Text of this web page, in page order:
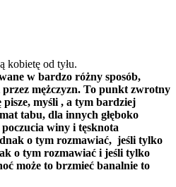
w bardzo różny sposób,
mężczyzn. To punkt zwrotny
myśli , a tym bardziej
tabu, dla innych głęboko
winy i tęsknota
o tym rozmawiać,  jeśli tylko
o tym rozmawiać i jeśli tylko
może to brzmieć banalnie to